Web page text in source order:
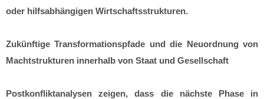
oder hilfsabhängigen Wirtschaftsstrukturen.
Zukünftige Transformationspfade und die Neuordnung von
Machtstrukturen innerhalb von Staat und Gesellschaft
Postkonfliktanalysen zeigen, dass die nächste Phase in